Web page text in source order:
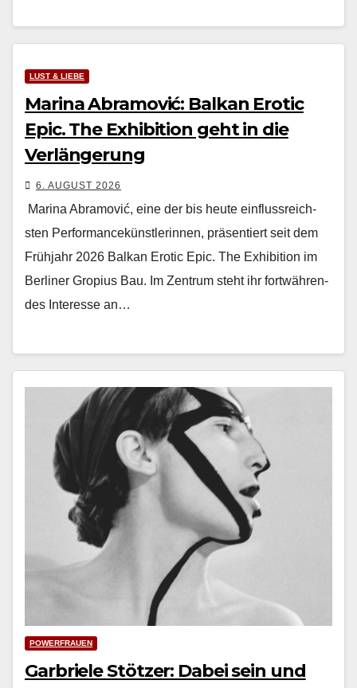
LUST & LIEBE
Marina Abramović: Balkan Erotic
Epic. The Exhibition geht in die
Verlängerung
6. AUGUST 2026
Mari­na Abramović, eine der bis heute ein­flussre­ich­
sten Per­for­mancekün­st­lerin­nen, präsen­tiert seit dem
Früh­jahr 2026 Balkan Erot­ic Epic. The Exhi­bi­tion im
Berlin­er Gropius Bau. Im Zen­trum ste­ht ihr fortwähren­
des Inter­esse an…
POWERFRAUEN
Garbriele Stötzer: Dabei sein und